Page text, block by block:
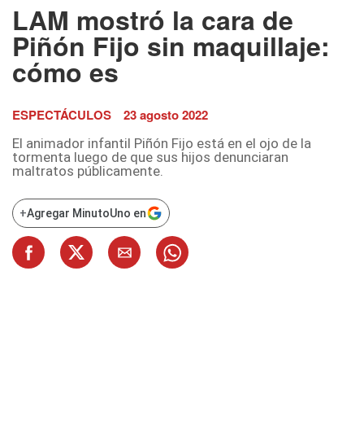
LAM mostró la cara de
Piñón Fijo sin maquillaje:
cómo es
ESPECTÁCULOS 23 agosto 2022
El animador infantil Piñón Fijo está en el ojo de la
tormenta luego de que sus hijos denunciaran
maltratos públicamente.
+Agregar MinutoUno en